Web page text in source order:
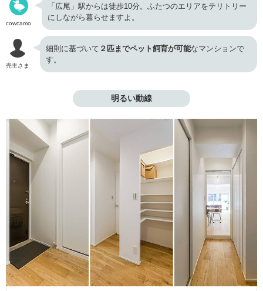
cowcamo
「広尾」駅からは徒歩10分。ふたつのエリアをテリトリー
にしながら暮らせますよ。
売主さま
細則に基づいて ２匹までペット飼育が可能なマンションで
す。
明るい動線